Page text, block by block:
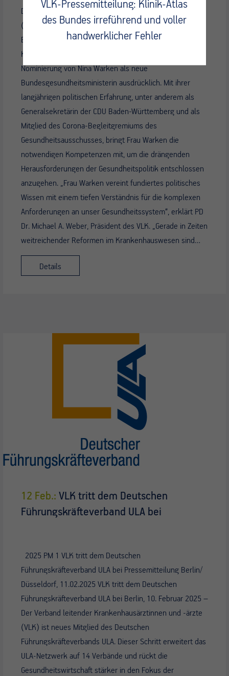
Der Verband leitender Krankenhausärztinnen und -ärzte
(VLK) begrüßt die Nominierung von Nina Warken als
Bundesgesundheitsministerin Der Verband leitender
Krankenhausärztinnen und -ärzte (VLK) begrüßt die
Nominierung von Nina Warken als neue
Bundesgesundheitsministerin ausdrücklich. Mit ihrer
langjährigen politischen Erfahrung, unter anderem als
Generalsekretärin der CDU Baden-Württemberg und als
Mitglied des Corona-Begleitgremiums des
Gesundheitsausschusses, bringt Frau Warken die
notwendigen Kompetenzen mit, um die drängenden
Herausforderungen der Gesundheitspolitik entschlossen
anzugehen. „Frau Warken vereint fundiertes politisches
Wissen mit einem tiefen Verständnis für die komplexen
Anforderungen an unser Gesundheitssystem“, erklärt PD
Dr. Michael A. Weber, Präsident des VLK. „Gerade in Zeiten
weitreichender Reformen im Krankenhauswesen sind…
Details
12 Feb.: VLK tritt dem Deutschen
Führungskräfteverband ULA bei
2025 PM 1 VLK tritt dem Deutschen
Führungskräfteverband ULA bei Pressemitteilung Berlin/
Düsseldorf, 11.02.2025 VLK tritt dem Deutschen
Führungskräfteverband ULA bei Berlin, 10. Februar 2025 –
Der Verband leitender Krankenhausärztinnen und -ärzte
(VLK) ist neues Mitglied des Deutschen
Führungskräfteverbands ULA. Dieser Schritt erweitert das
ULA-Netzwerk auf 14 Verbände und rückt die
Gesundheitswirtschaft stärker in den Fokus der
VLK-Pressemitteilung: Klinik-Atlas
des Bundes irreführend und voller
handwerklicher Fehler